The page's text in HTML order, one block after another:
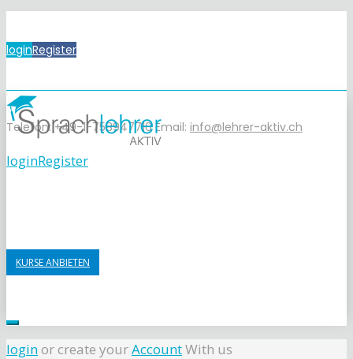
loginRegister
Telefon: +49-1-758947710 Email: info@lehrer-aktiv.ch
loginRegister
KURSE ANBIETEN
loginor create yourAccountWith us